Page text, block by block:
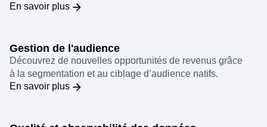
En savoir plus
Gestion de l'audience
Découvrez de nouvelles opportunités de revenus grâce
à la segmentation et au ciblage d’audience natifs.
En savoir plus